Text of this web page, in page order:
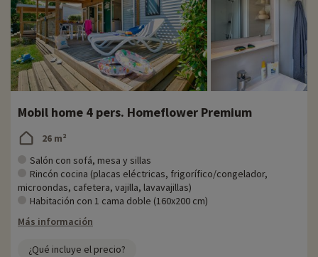
Mobil home 4 pers. Homeflower Premium
26 m²
Salón con sofá, mesa y sillas
Rincón cocina (placas eléctricas, frigorífico/congelador,
microondas, cafetera, vajilla, lavavajillas)
Habitación con 1 cama doble (160x200 cm)
Más información
¿Qué incluye el precio?